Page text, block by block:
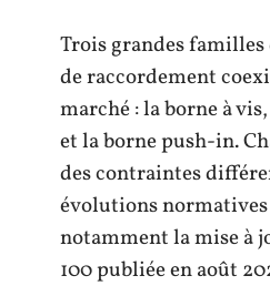
Trois grandes
de raccordement
marché : la borne à
et la borne push-in.
des contraintes
évolutions normatives
notamment la mise à
100 publiée en août